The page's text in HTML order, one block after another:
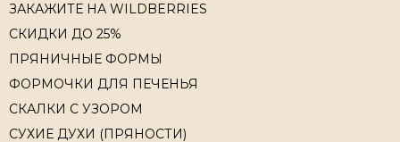
ЗАКАЖИТЕ НА WILDBERRIES
СКИДКИ ДО 25%
ПРЯНИЧНЫЕ ФОРМЫ
ФОРМОЧКИ ДЛЯ ПЕЧЕНЬЯ
СКАЛКИ С УЗОРОМ
СУХИЕ ДУХИ (ПРЯНОСТИ)